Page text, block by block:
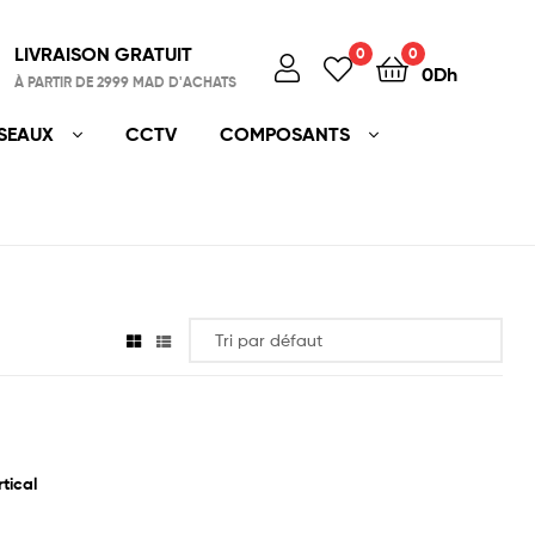
LIVRAISON GRATUIT
À PARTIR DE 2999 MAD D'ACHATS
0 0
0Dh
CCTV COMPOSANTS